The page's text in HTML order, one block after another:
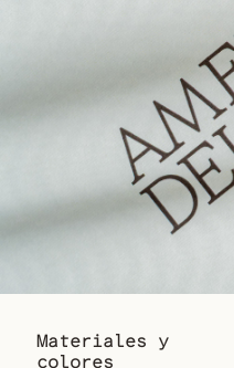
Materiales y
colores